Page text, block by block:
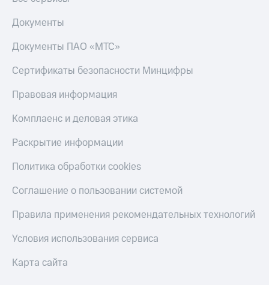
Документы
Документы ПАО «МТС»
Сертификаты безопасности Минцифры
Правовая информация
Комплаенс и деловая этика
Раскрытие информации
Политика обработки cookies
Соглашение о пользовании системой
Правила применения рекомендательных технологий
Условия использования сервиса
Карта сайта